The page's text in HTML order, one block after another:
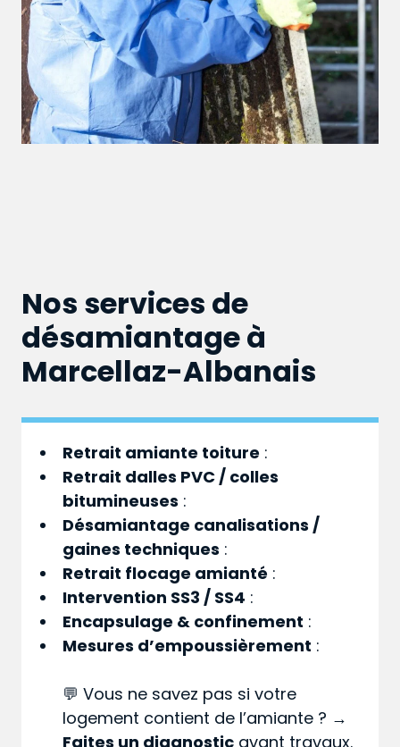
Nos services de
désamiantage à
Marcellaz-Albanais
Retrait amiante toiture :
Retrait dalles PVC / colles
bitumineuses :
Désamiantage canalisations /
gaines techniques :
Retrait flocage amianté :
Intervention SS3 / SS4 :
Encapsulage & confinement :
Mesures d’empoussièrement :
💬 Vous ne savez pas si votre
logement contient de l’amiante ? →
Faites un diagnostic avant travaux.